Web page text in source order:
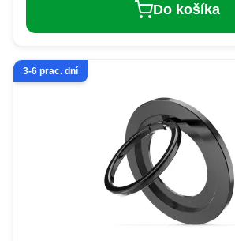
Do košíka
3-6 prac. dní